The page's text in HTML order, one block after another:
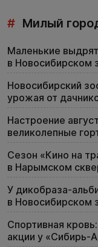
# Милый
Маленькие
в Новосибирском
Новосибирский
урожая от
Настроение
великолепные
Сезон «Кино на
в Нарымском
У дикобраза-
в Новосибирском
Спортивная
акции у «Сибирь-